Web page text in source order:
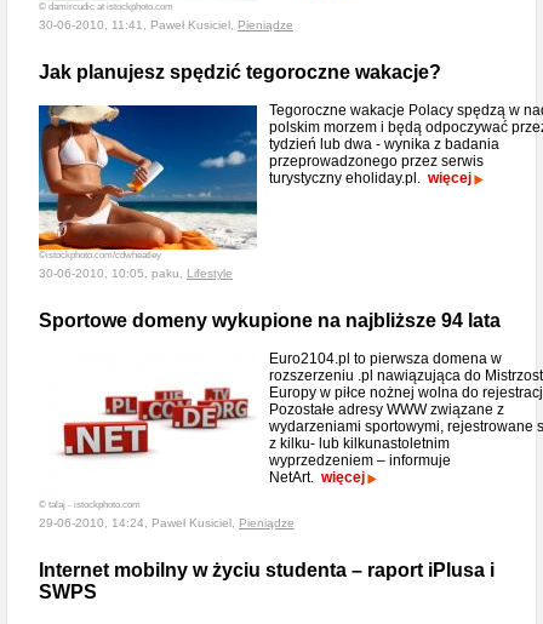
© damircudic at istockphoto.com
30-06-2010, 11:41, Paweł Kusiciel, Pieniądze
Jak planujesz spędzić tegoroczne wakacje?
©istockphoto.com/cdwheatley
Tegoroczne wakacje Polacy spędzą w
polskim morzem i będą odpoczywać
tydzień lub dwa - wynika z badania
przeprowadzonego przez serwis
turystyczny eholiday.pl. więcej
30-06-2010, 10:05, paku, Lifestyle
Sportowe domeny wykupione na najbliższe 94 lata
© talaj - istockphoto.com
Euro2104.pl to pierwsza domena w
rozszerzeniu .pl nawiązująca do
Europy w piłce nożnej wolna do
Pozostałe adresy WWW związane z
wydarzeniami sportowymi, rejestrowane
z kilku- lub kilkunastoletnim
wyprzedzeniem – informuje
NetArt. więcej
29-06-2010, 14:24, Paweł Kusiciel, Pieniądze
Internet mobilny w życiu studenta – raport iPlusa i
SWPS